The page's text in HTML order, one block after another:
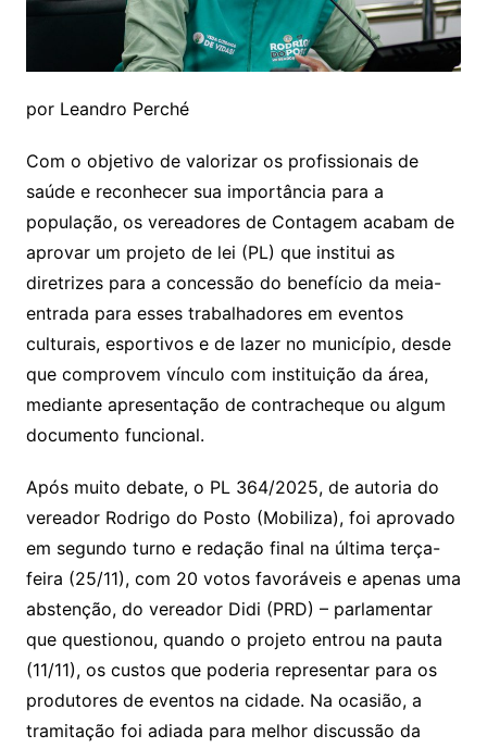
por Leandro Perché
Com o objetivo de valorizar os profissionais de
saúde e reconhecer sua importância para a
população, os vereadores de Contagem acabam de
aprovar um projeto de lei (PL) que institui as
diretrizes para a concessão do benefício da meia-
entrada para esses trabalhadores em eventos
culturais, esportivos e de lazer no município, desde
que comprovem vínculo com instituição da área,
mediante apresentação de contracheque ou algum
documento funcional.
Após muito debate, o PL 364/2025, de autoria do
vereador Rodrigo do Posto (Mobiliza), foi aprovado
em segundo turno e redação final na última terça-
feira (25/11), com 20 votos favoráveis e apenas uma
abstenção, do vereador Didi (PRD) – parlamentar
que questionou, quando o projeto entrou na pauta
(11/11), os custos que poderia representar para os
produtores de eventos na cidade. Na ocasião, a
tramitação foi adiada para melhor discussão da